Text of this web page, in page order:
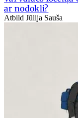
ar nodokli?
Atbild Jūlija Sauša